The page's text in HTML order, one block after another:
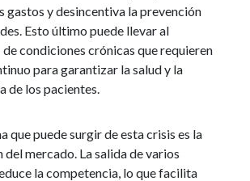
gastos y desincentiva la prevención
Esto último puede llevar al
condiciones crónicas que requieren
para garantizar la salud y la
de los pacientes.
que puede surgir de esta crisis es la
mercado. La salida de varios
la competencia, lo que facilita